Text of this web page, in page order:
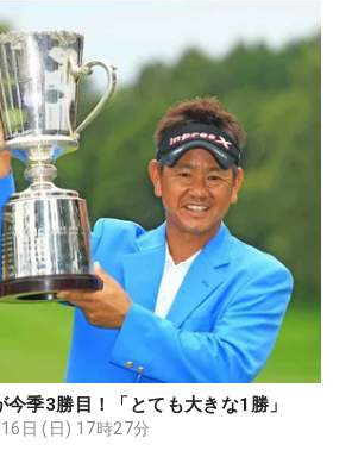
今季3勝目！「とても大きな1勝」
日 (日) 17時27分